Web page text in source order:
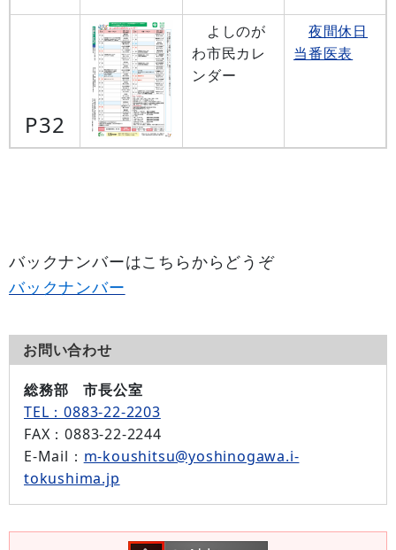
P32
よしのが
わ市民カレ
ンダー
夜間休日
当番医表
バックナンバーはこちらからどうぞ
バックナンバー
お問い合わせ
総務部 市長公室
TEL：0883-22-2203
FAX ：0883-22-2244
E-Mail ： m-koushitsu@yoshinogawa.i-
tokushima.jp